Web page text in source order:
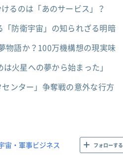
るのは「あのサービス」？
防衛宇宙」の知られざる明暗
物語か？100万機構想の現実味
火星への夢から始まった」
ンター」争奪戦の意外な行方
宙・軍事ビジネス フォローする